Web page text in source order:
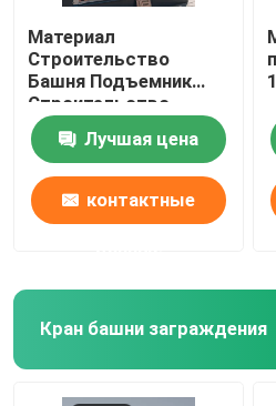
Материал
Строительство
Башня Подъемник
Строительство
Подъемное
оборудование
Лучшая цена
контактные
Кран башни заграждения